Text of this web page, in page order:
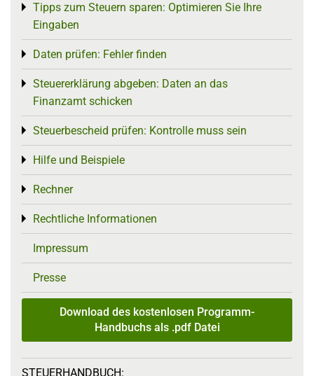
Tipps zum Steuern sparen: Optimieren Sie Ihre
Eingaben
Toggle menu
Daten prüfen: Fehler finden
Toggle menu
Steuererklärung abgeben: Daten an das
Finanzamt schicken
Toggle menu
Steuerbescheid prüfen: Kontrolle muss sein
Toggle menu
Hilfe und Beispiele
Toggle menu
Rechner
Toggle menu
Rechtliche Informationen
Toggle menu
Impressum
Presse
Download des kostenlosen Programm-
Handbuchs als .pdf Datei
STEUERHANDBUCH: